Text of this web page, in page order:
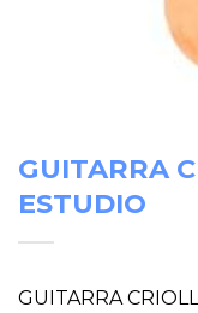
GUITARRA
ESTUDIO
GUITARRA